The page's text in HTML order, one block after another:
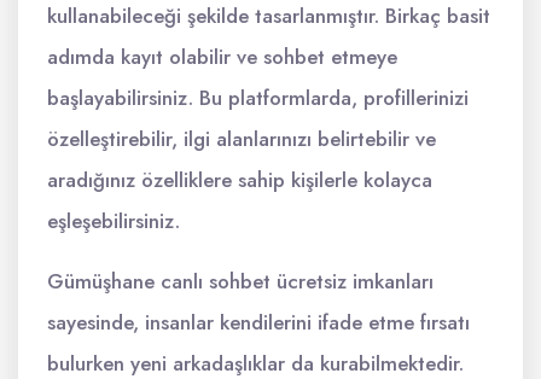
kullanabileceği şekilde tasarlanmıştır. Birkaç basit
adımda kayıt olabilir ve sohbet etmeye
başlayabilirsiniz. Bu platformlarda, profillerinizi
özelleştirebilir, ilgi alanlarınızı belirtebilir ve
aradığınız özelliklere sahip kişilerle kolayca
eşleşebilirsiniz.
Gümüşhane canlı sohbet ücretsiz imkanları
sayesinde, insanlar kendilerini ifade etme fırsatı
bulurken yeni arkadaşlıklar da kurabilmektedir.